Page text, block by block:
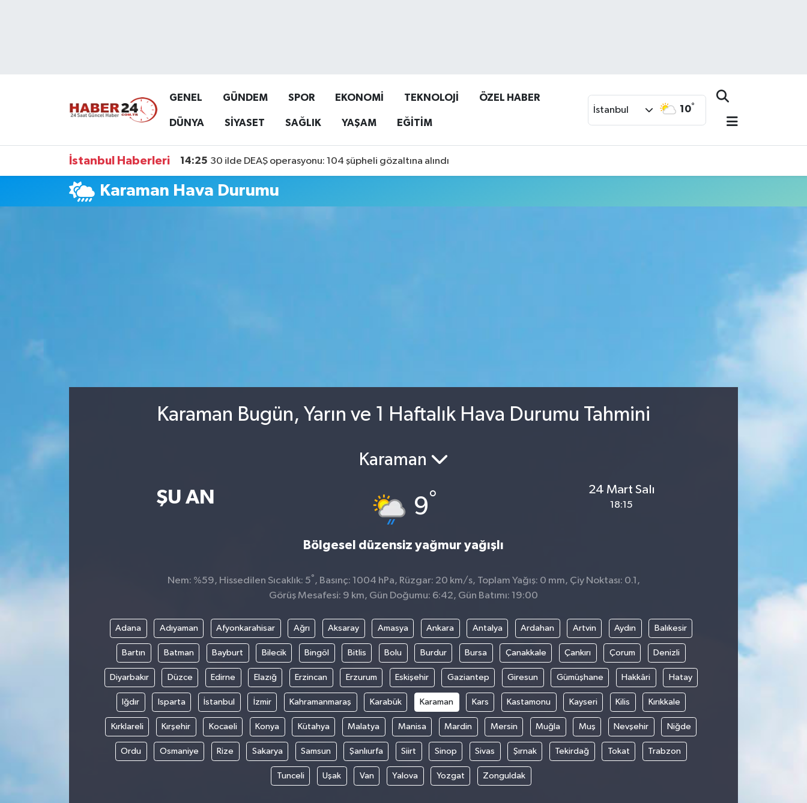
GENEL GÜNDEM SPOR EKONOMİ TEKNOLOJİ ÖZEL HABER
DÜNYA SİYASET SAĞLIK YAŞAM EĞİTİM
İstanbul 10°
İstanbul Haberleri 14:25 30 ilde DEAŞ operasyonu: 104 şüpheli gözaltına alındı
Karaman Hava Durumu
Karaman Bugün, Yarın ve 1 Haftalık Hava Durumu Tahmini
ŞU AN
Karaman
9°
Bölgesel düzensiz yağmur yağışlı
24 Mart Salı
18:15
Nem: %59, Hissedilen Sıcaklık: 5° , Basınç: 1004 hPa, Rüzgar: 20 km/s, Toplam Yağış: 0 mm, Çiy Noktası: 0.1,
Görüş Mesafesi: 9 km, Gün Doğumu: 6:42, Gün Batımı: 19:00
Adana Adıyaman Afyonkarahisar Ağrı Aksaray Amasya Ankara Antalya Ardahan Artvin Aydın Balıkesir
Bartın Batman Bayburt Bilecik Bingöl Bitlis Bolu Burdur Bursa Çanakkale Çankırı Çorum Denizli
Diyarbakır Düzce Edirne Elazığ Erzincan Erzurum Eskişehir Gaziantep Giresun Gümüşhane Hakkâri Hatay
Iğdır Isparta İstanbul İzmir Kahramanmaraş Karabük Karaman Kars Kastamonu Kayseri Kilis Kırıkkale
Kırklareli Kırşehir Kocaeli Konya Kütahya Malatya Manisa Mardin Mersin Muğla Muş Nevşehir Niğde
Ordu Osmaniye Rize Sakarya Samsun Şanlıurfa Siirt Sinop Sivas Şırnak Tekirdağ Tokat Trabzon
Tunceli Uşak Van Yalova Yozgat Zonguldak
Namaz Vakitleri
Süper Lig Puan Durumu ve Fikstür
Tüm Manşetler